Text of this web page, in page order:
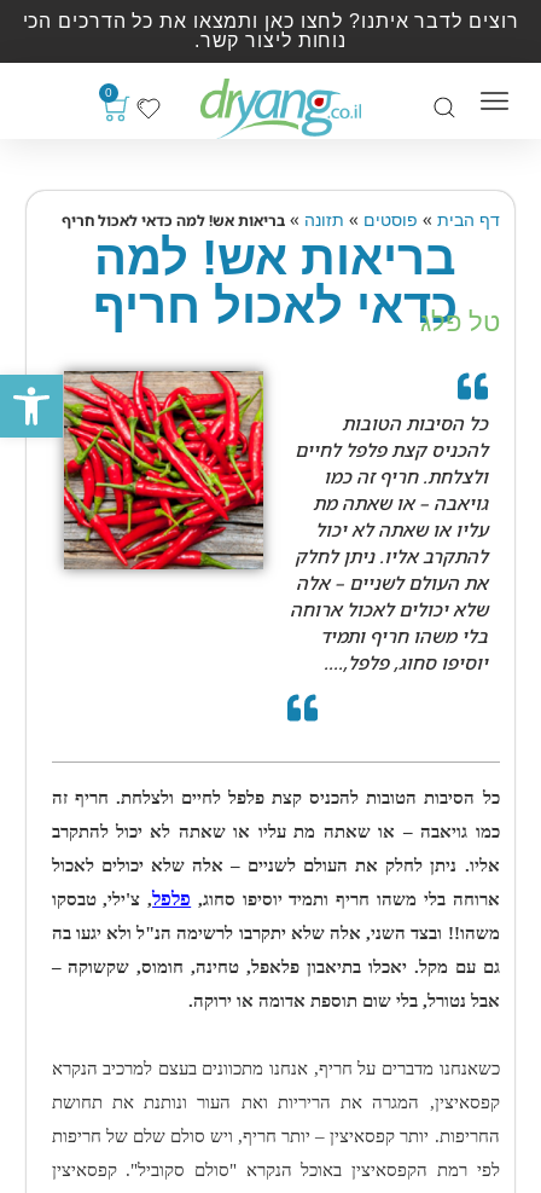
פתח
רוצים לדבר איתנו? לחצו כאן ותמצאו את כל הדרכים הכי
נוחות ליצור קשר.
0
דף הבית » פוסטים » תזונה »בריאות אש! למה כדאי לאכול חריף
בריאות אש! למה
כדאי לאכול חריףטל פלג
כל הסיבות הטובות
להכניס קצת פלפל לחיים
ולצלחת. חריף זה כמו
גויאבה – או שאתה מת
עליו או שאתה לא יכול
להתקרב אליו. ניתן לחלק
את העולם לשניים – אלה
שלא יכולים לאכול ארוחה
בלי משהו חריף ותמיד
יוסיפו סחוג, פלפל,....
כל הסיבות הטובות להכניס קצת פלפל לחיים ולצלחת. חריף זה
כמו גויאבה – או שאתה מת עליו או שאתה לא יכול להתקרב
אליו. ניתן לחלק את העולם לשניים – אלה שלא יכולים לאכול
ארוחה בלי משהו חריף ותמיד יוסיפו סחוג, פלפל, צ'ילי, טבסקו
משהו!! ובצד השני, אלה שלא יתקרבו לרשימה הנ"ל ולא יגעו בה
גם עם מקל. יאכלו בתיאבון פלאפל, טחינה, חומוס, שקשוקה –
אבל נטורל, בלי שום תוספת אדומה או ירוקה.
כשאנחנו מדברים על חריף, אנחנו מתכוונים בעצם למרכיב הנקרא
קפסאיצין, המגרה את הריריות ואת העור ונותנת את תחושת
החריפות. יותר קפסאיצין – יותר חריף, ויש סולם שלם של חריפות
לפי רמת הקפסאיצין באוכל הנקרא "סולם סקוביל". קפסאיצין